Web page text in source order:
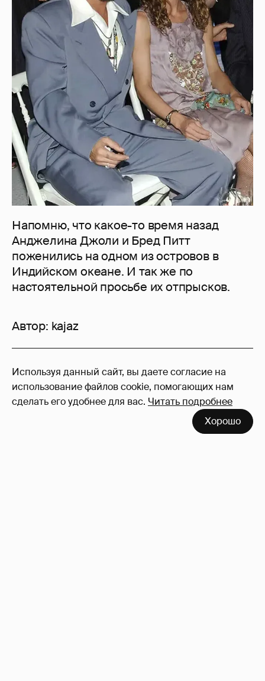
Используя данный сайт, вы даете согласие на
использование файлов cookie, помогающих нам
сделать его удобнее для вас. Читать подробнее
Хорошо
Напомню, что какое-то время назад
Анджелина Джоли и Бред Питт
поженились на одном из островов в
Индийском океане. И так же по
настоятельной просьбе их отпрысков.
Автор: kajaz
1
Войдите в аккаунт, чтобы читать и
оставлять комментарии